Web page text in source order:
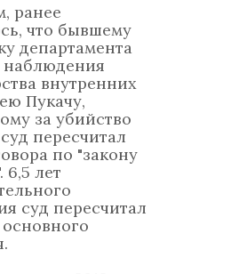
ранее
что бывшему
департамента
внутренних
Пукачу,
за убийство
пересчитал
по "закону
6,5 лет
суд пересчитал
основного